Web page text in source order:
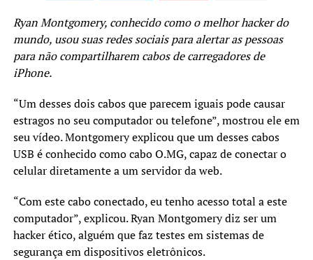
Ryan Montgomery, conhecido como o melhor hacker do
mundo, usou suas redes sociais para alertar as pessoas
para não compartilharem cabos de carregadores de
iPhone.
“Um desses dois cabos que parecem iguais pode causar
estragos no seu computador ou telefone”, mostrou ele em
seu vídeo. Montgomery explicou que um desses cabos
USB é conhecido como cabo O.MG, capaz de conectar o
celular diretamente a um servidor da web.
“Com este cabo conectado, eu tenho acesso total a este
computador”, explicou. Ryan Montgomery diz ser um
hacker ético, alguém que faz testes em sistemas de
segurança em dispositivos eletrônicos.